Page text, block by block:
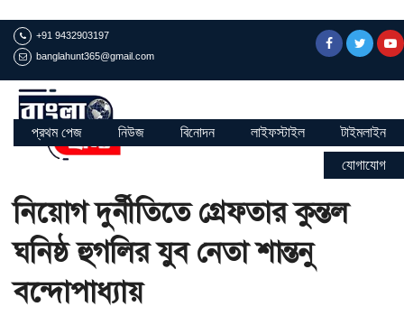
+91 9432903197
banglahunt365@gmail.com
প্রথম পেজ নিউজ বিনোদন লাইফস্টাইল টাইমলাইন
যোগাযোগ
নিয়োগ দুর্নীতিতে গ্রেফতার কুন্তল
ঘনিষ্ঠ হুগলির যুব নেতা শান্তনু
বন্দোপাধ্যায়